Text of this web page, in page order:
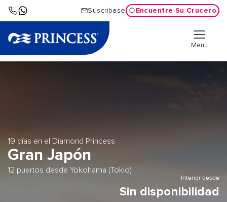
Suscríbase Encuentre Su Crucero
Menu
19 días en el Diamond Princess
Gran Japón
12 puertos desde Yokohama (Tokio)
Interior desde
Sin disponibilidad